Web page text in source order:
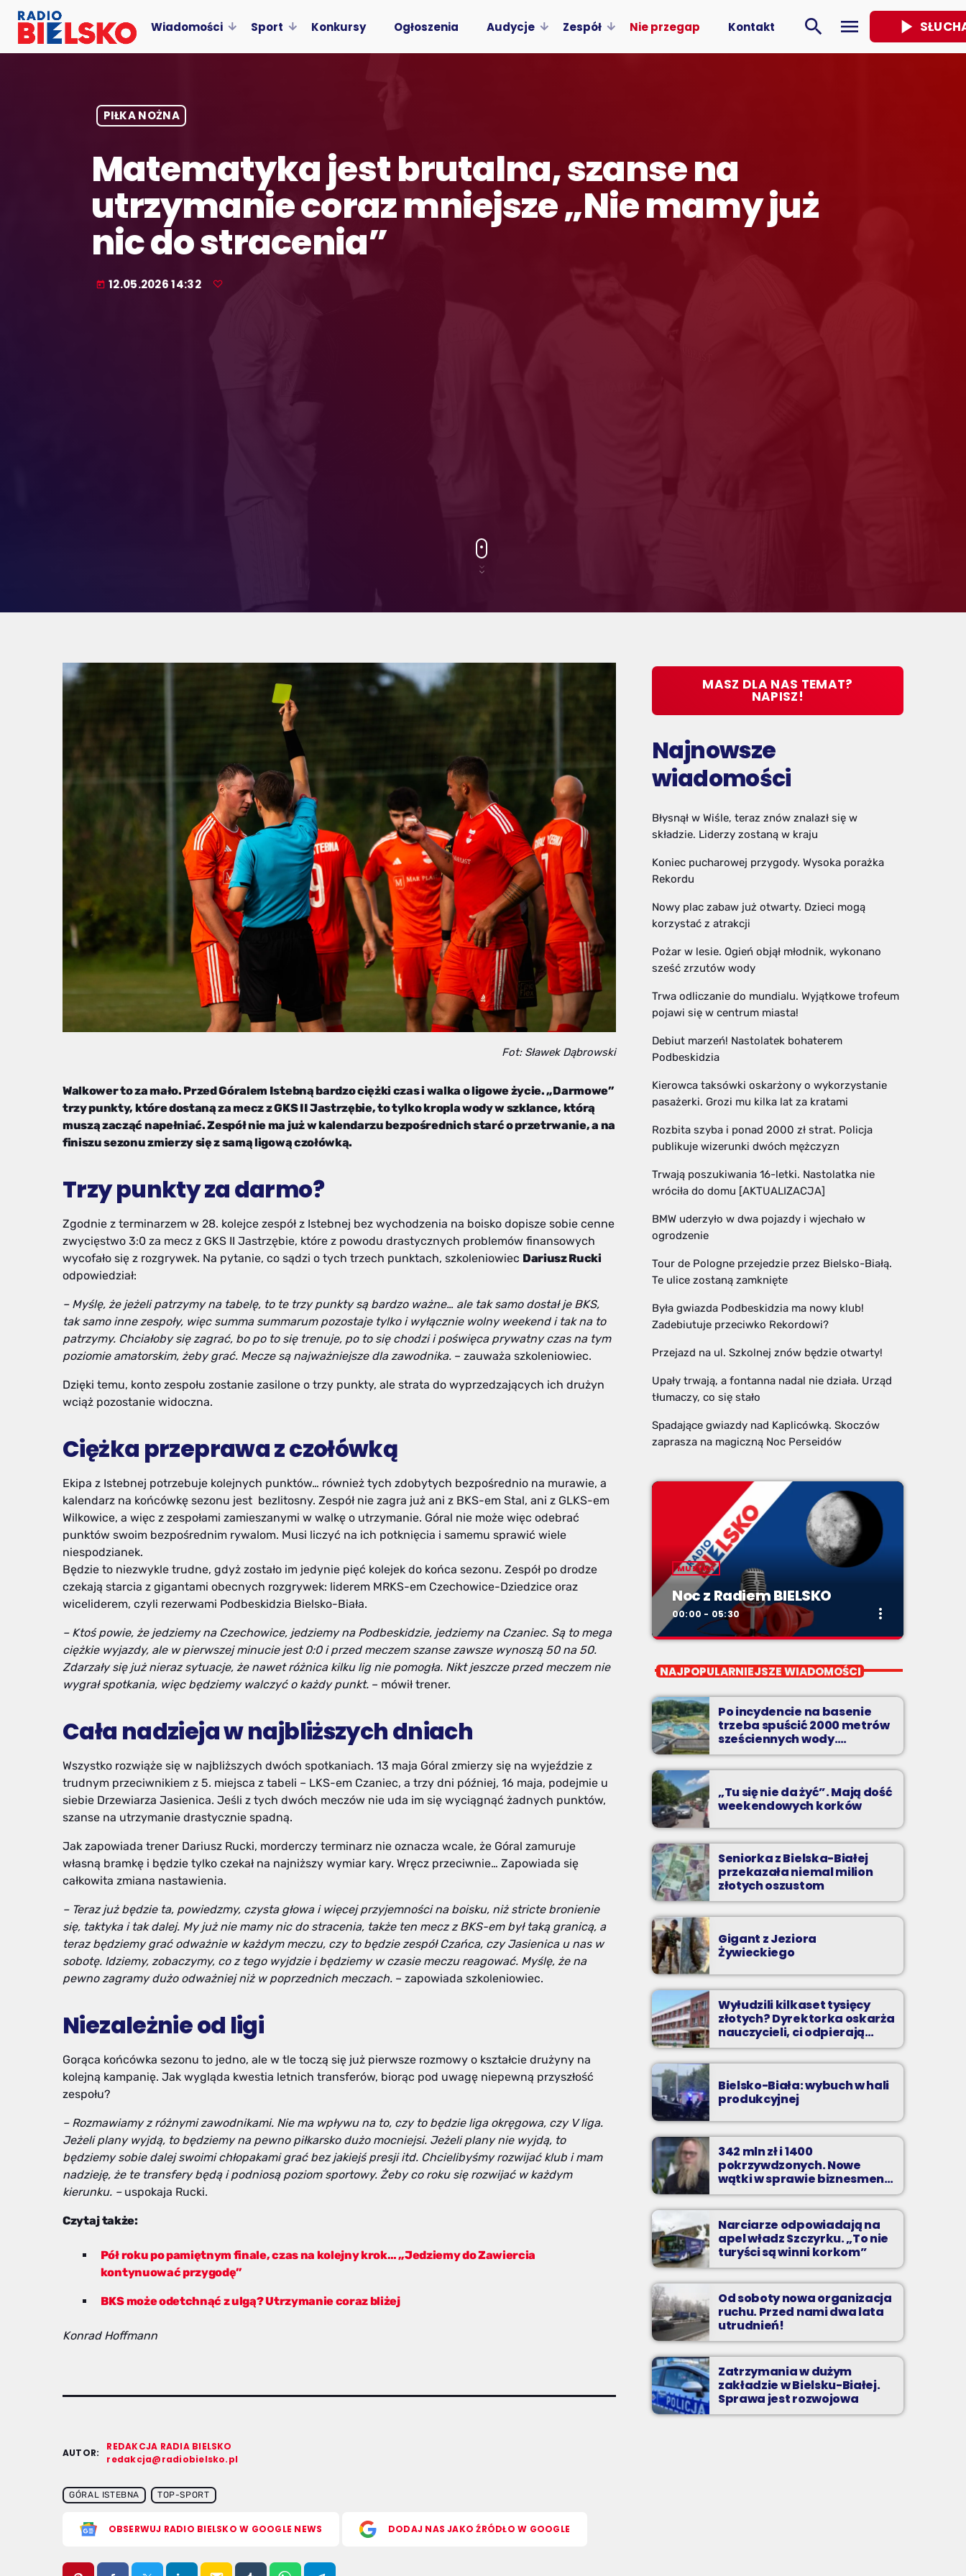
Wiadomości Sport Konkursy Ogłoszenia Audycje Zespół Nie przegap Kontakt search menu play_arrow
PIŁKA NOŻNA
Matematyka jest brutalna, szanse na
utrzymanie coraz mniejsze „Nie mamy już
nic do stracenia”
today 12.05.2026 14:32
Fot: Sławek Dąbrowski
Walkower to za mało. Przed Góralem Istebną bardzo ciężki czas i walka o ligowe życie. „Darmowe”
trzy punkty, które dostaną za mecz z GKS II Jastrzębie, to tylko kropla wody w szklance, którą
muszą zacząć napełniać. Zespół nie ma już w kalendarzu bezpośrednich starć o przetrwanie, a na
finiszu sezonu zmierzy się z samą ligową czołówką.
Trzy punkty za darmo?
Zgodnie z terminarzem w 28. kolejce zespół z Istebnej bez wychodzenia na boisko dopisze sobie cenne
zwycięstwo 3:0 za mecz z GKS II Jastrzębie, które z powodu drastycznych problemów finansowych
wycofało się z rozgrywek. Na pytanie, co sądzi o tych trzech punktach, szkoleniowiec Dariusz Rucki
odpowiedział:
– Myślę, że jeżeli patrzymy na tabelę, to te trzy punkty są bardzo ważne… ale tak samo dostał je BKS,
tak samo inne zespoły, więc summa summarum pozostaje tylko i wyłącznie wolny weekend i tak na to
patrzymy. Chciałoby się zagrać, bo po to się trenuje, po to się chodzi i poświęca prywatny czas na tym
poziomie amatorskim, żeby grać. Mecze są najważniejsze dla zawodnika. – zauważa szkoleniowiec.
Dzięki temu, konto zespołu zostanie zasilone o trzy punkty, ale strata do wyprzedzających ich drużyn
wciąż pozostanie widoczna.
Ciężka przeprawa z czołówką
Ekipa z Istebnej potrzebuje kolejnych punktów… również tych zdobytych bezpośrednio na murawie, a
kalendarz na końcówkę sezonu jest bezlitosny. Zespół nie zagra już ani z BKS-em Stal, ani z GLKS-em
Wilkowice, a więc z zespołami zamieszanymi w walkę o utrzymanie. Góral nie może więc odebrać
punktów swoim bezpośrednim rywalom. Musi liczyć na ich potknięcia i samemu sprawić wiele
niespodzianek.
Będzie to niezwykle trudne, gdyż zostało im jedynie pięć kolejek do końca sezonu. Zespół po drodze
czekają starcia z gigantami obecnych rozgrywek: liderem MRKS-em Czechowice-Dziedzice oraz
wiceliderem, czyli rezerwami Podbeskidzia Bielsko-Biała.
– Ktoś powie, że jedziemy na Czechowice, jedziemy na Podbeskidzie, jedziemy na Czaniec. Są to mega
ciężkie wyjazdy, ale w pierwszej minucie jest 0:0 i przed meczem szanse zawsze wynoszą 50 na 50.
Zdarzały się już nieraz sytuacje, że nawet różnica kilku lig nie pomogła. Nikt jeszcze przed meczem nie
wygrał spotkania, więc będziemy walczyć o każdy punkt. – mówił trener.
Cała nadzieja w najbliższych dniach
Wszystko rozwiąże się w najbliższych dwóch spotkaniach. 13 maja Góral zmierzy się na wyjeździe z
trudnym przeciwnikiem z 5. miejsca z tabeli – LKS-em Czaniec, a trzy dni później, 16 maja, podejmie u
siebie Drzewiarza Jasienica. Jeśli z tych dwóch meczów nie uda im się wyciągnąć żadnych punktów,
szanse na utrzymanie drastycznie spadną.
Jak zapowiada trener Dariusz Rucki, morderczy terminarz nie oznacza wcale, że Góral zamuruje
własną bramkę i będzie tylko czekał na najniższy wymiar kary. Wręcz przeciwnie… Zapowiada się
całkowita zmiana nastawienia.
– Teraz już będzie ta, powiedzmy, czysta głowa i więcej przyjemności na boisku, niż stricte bronienie
się, taktyka i tak dalej. My już nie mamy nic do stracenia, także ten mecz z BKS-em był taką granicą, a
teraz będziemy grać odważnie w każdym meczu, czy to będzie zespół Czańca, czy Jasienica u nas w
sobotę. Idziemy, zobaczymy, co z tego wyjdzie i będziemy w czasie meczu reagować. Myślę, że na
pewno zagramy dużo odważniej niż w poprzednich meczach. – zapowiada szkoleniowiec.
Niezależnie od ligi
Gorąca końcówka sezonu to jedno, ale w tle toczą się już pierwsze rozmowy o kształcie drużyny na
kolejną kampanię. Jak wygląda kwestia letnich transferów, biorąc pod uwagę niepewną przyszłość
zespołu?
– Rozmawiamy z różnymi zawodnikami. Nie ma wpływu na to, czy to będzie liga okręgowa, czy V liga.
Jeżeli plany wyjdą, to będziemy na pewno piłkarsko dużo mocniejsi. Jeżeli plany nie wyjdą, to
będziemy sobie dalej swoimi chłopakami grać bez jakiejś presji itd. Chcielibyśmy rozwijać klub i mam
nadzieję, że te transfery będą i podniosą poziom sportowy. Żeby co roku się rozwijać w każdym
kierunku. – uspokaja Rucki.
Czytaj także:
Pół roku po pamiętnym finale, czas na kolejny krok… „Jedziemy do Zawiercia
kontynuować przygodę”
BKS może odetchnąć z ulgą? Utrzymanie coraz bliżej
Konrad Hoffmann
AUTOR:
REDAKCJA RADIA BIELSKO
redakcja@radiobielsko.pl
GÓRAL ISTEBNA TOP-SPORT
OBSERWUJ RADIO BIELSKO W GOOGLE NEWS DODAJ NAS JAKO ŹRÓDŁO W GOOGLE
MASZ DLA NAS TEMAT?
NAPISZ!
Najnowsze
wiadomości
Błysnął w Wiśle, teraz znów znalazł się w
składzie. Liderzy zostaną w kraju
Koniec pucharowej przygody. Wysoka porażka
Rekordu
Nowy plac zabaw już otwarty. Dzieci mogą
korzystać z atrakcji
Pożar w lesie. Ogień objął młodnik, wykonano
sześć zrzutów wody
Trwa odliczanie do mundialu. Wyjątkowe trofeum
pojawi się w centrum miasta!
Debiut marzeń! Nastolatek bohaterem
Podbeskidzia
Kierowca taksówki oskarżony o wykorzystanie
pasażerki. Grozi mu kilka lat za kratami
Rozbita szyba i ponad 2000 zł strat. Policja
publikuje wizerunki dwóch mężczyzn
Trwają poszukiwania 16-letki. Nastolatka nie
wróciła do domu [AKTUALIZACJA]
BMW uderzyło w dwa pojazdy i wjechało w
ogrodzenie
Tour de Pologne przejedzie przez Bielsko-Białą.
Te ulice zostaną zamknięte
Była gwiazda Podbeskidzia ma nowy klub!
Zadebiutuje przeciwko Rekordowi?
Przejazd na ul. Szkolnej znów będzie otwarty!
Upały trwają, a fontanna nadal nie działa. Urząd
tłumaczy, co się stało
Spadające gwiazdy nad Kaplicówką. Skoczów
zaprasza na magiczną Noc Perseidów
MUZYKA
Noc z Radiem BIELSKO
00:00 - 05:30 more_vert
Noc z Radiem BIELSKO
to właśnie nocą można "upolować" na naszej
antenie prawdziwe muzyczne perełki.
NAJPOPULARNIEJSZE WIADOMOŚCI
Po incydencie na basenie
trzeba spuścić 2000 metrów
sześciennych wody.
„Ogromne koszty i ogromna
praca”
„Tu się nie da żyć”. Mają dość
weekendowych korków
Seniorka z Bielska-Białej
przekazała niemal milion
złotych oszustom
Gigant z Jeziora
Żywieckiego
Wyłudzili kilkaset tysięcy
złotych? Dyrektorka oskarża
nauczycieli, ci odpierają
zarzuty
Bielsko-Biała: wybuch w hali
produkcyjnej
342 mln zł i 1400
pokrzywdzonych. Nowe
wątki w sprawie biznesmena
z Bielska-Białej
Narciarze odpowiadają na
apel władz Szczyrku. „To nie
turyści są winni korkom”
Od soboty nowa organizacja
ruchu. Przed nami dwa lata
utrudnień!
Zatrzymania w dużym
zakładzie w Bielsku-Białej.
Sprawa jest rozwojowa